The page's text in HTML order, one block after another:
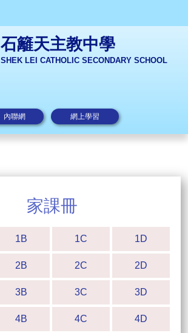
石籬天主教中學
SHEK LEI CATHOLIC SECONDARY SCHOOL
內聯網 網上學習
家課冊
1B 1C 1D
2B 2C 2D
3B 3C 3D
4B 4C 4D